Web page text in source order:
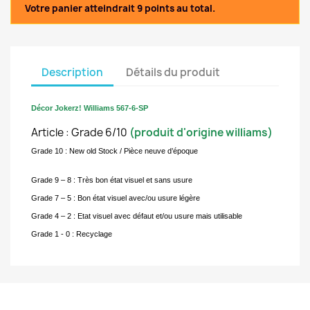
Votre panier atteindrait 9 points au total.
Description Détails du produit
Décor Jokerz! Williams 567-6-SP
Article : Grade 6/10 (produit d'origine williams)
Grade 10 : New old Stock / Pièce neuve d’époque
Grade 9 – 8 : Très bon état visuel et sans usure
Grade 7 – 5 : Bon état visuel avec/ou usure légère
Grade 4 – 2 : Etat visuel avec défaut et/ou usure mais utilisable
Grade 1 - 0 : Recyclage